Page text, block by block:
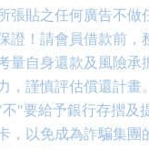
張貼之任何廣告不做
證！請會員借款前，
量自身還款及風險承
，謹慎評估償還計畫。
"要給予銀行存摺及
，以免成為詐騙集團